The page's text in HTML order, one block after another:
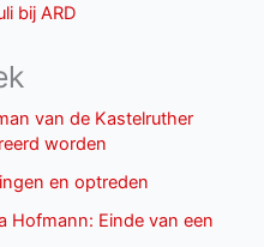
bij ARD
van de Kastelruther
worden
en optreden
Hofmann: Einde van een